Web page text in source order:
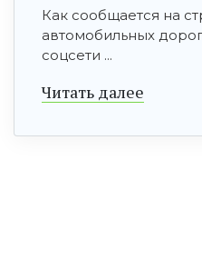
Как сообщается на
автомобильных
соцсети ...
Читать далее